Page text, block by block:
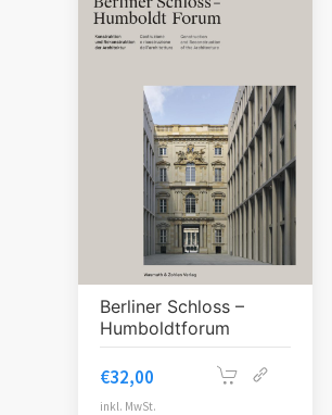
Berliner Schloss –
Humboldtforum
€32,00
inkl. MwSt.